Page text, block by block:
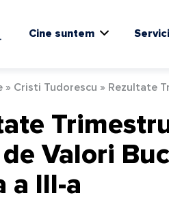
Cine suntem
» Cristi Tudorescu » Rezultate
Valori
a III-a